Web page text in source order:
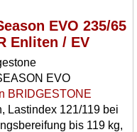
EVO 235/65
Enliten / EV
EVO
BRIDGESTONE
Lastindex 121/119 bei
bis 119 kg,